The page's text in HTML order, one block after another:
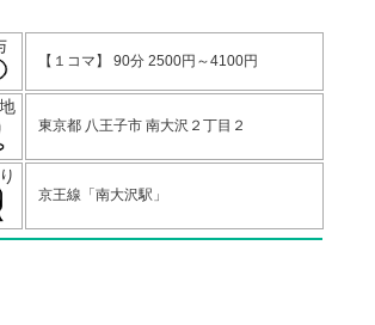
【１コマ】 90分 2500円～4100円
東京都 八王子市 南大沢２丁目２
京王線「南大沢駅」